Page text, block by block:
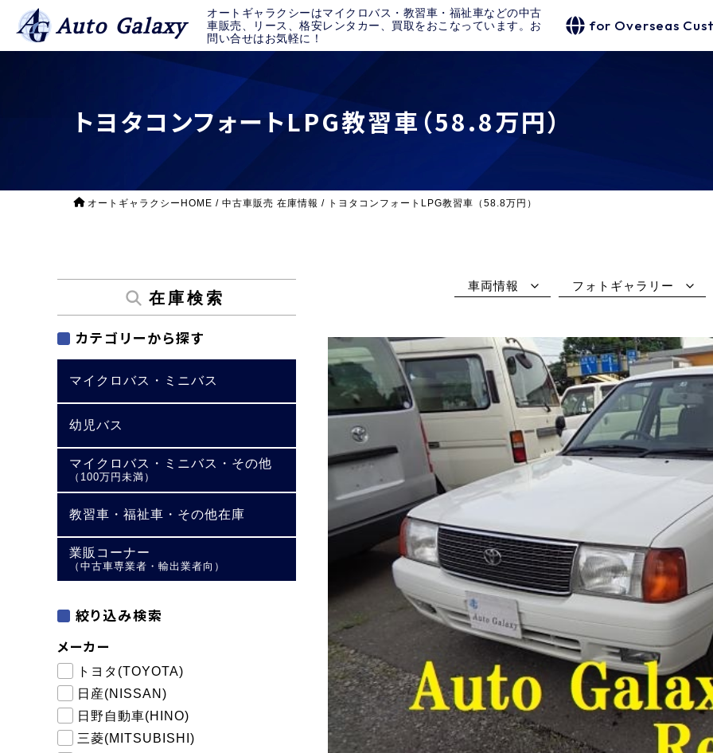
Auto Galaxy
オートギャラクシーはマイクロバス・教習車・福祉車などの中古
車販売、リース、格安レンタカー、買取をおこなっています。お
問い合せはお気軽に！
for Overseas
トヨタコンフォートLPG教習車（58.8万円）
オートギャラクシーHOME / 中古車販売 在庫情報 / トヨタコンフォートLPG教習車（58.8万円）
車両情報 フォトギャラリー
在庫検索
カテゴリーから探す
マイクロバス・ミニバス
幼児バス
マイクロバス・ミニバス・その他
（100万円未満）
教習車・福祉車・その他在庫
業販コーナー
（中古車専業者・輸出業者向）
絞り込み検索
メーカー
トヨタ(TOYOTA)
日産(NISSAN)
日野自動車(HINO)
三菱(MITSUBISHI)